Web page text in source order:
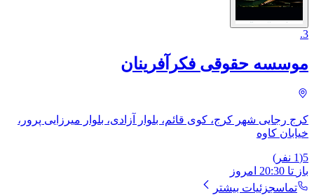
3
.
موسسه حقوقی فکرآفرینان
کرج رجایی شهر کرج، کوی قائم، بلوار آزادی، بلوار میرزایی پرور،
خیابان کاوه
5
(
1 نفر)
باز تا 20:30 امروز
تماسجزئیات بیشتر